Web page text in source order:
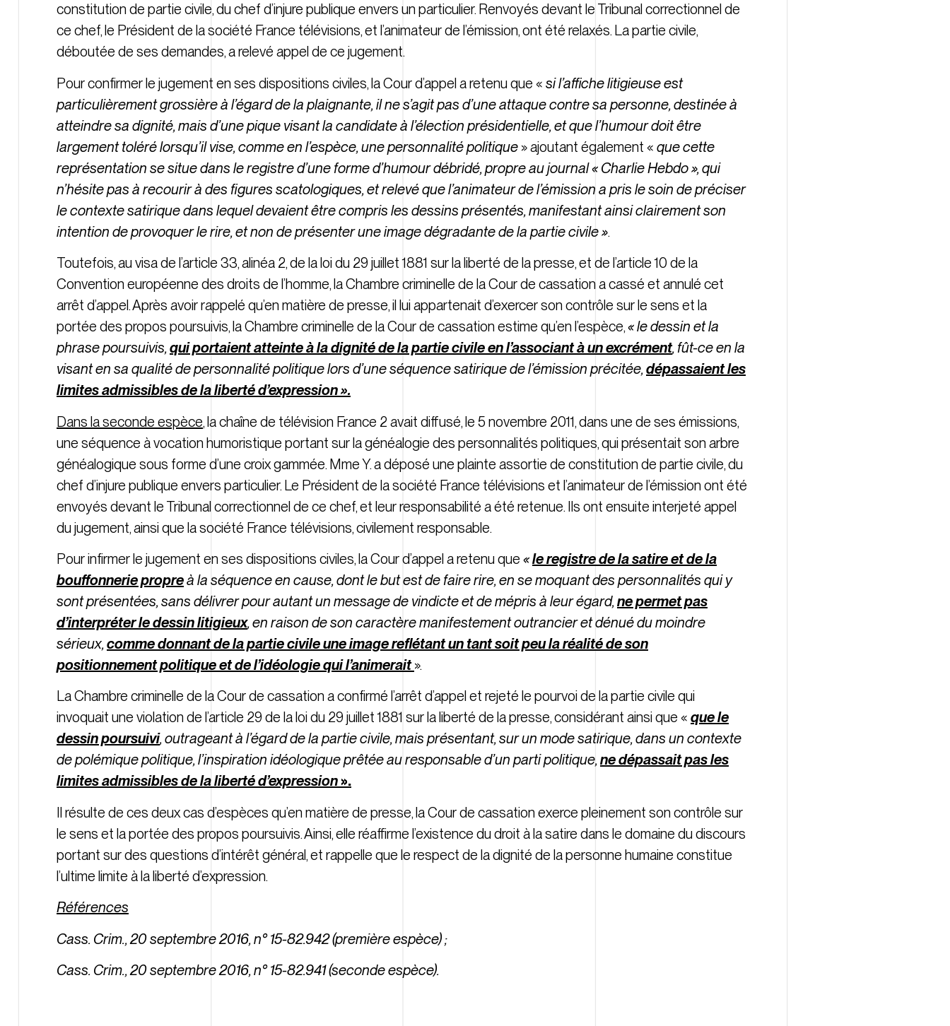
constitution de partie civile, du chef d’injure publique envers un particulier. Renvoyés devant le Tribunal correctionnel de
ce chef, le Président de la société France télévisions, et l’animateur de l’émission, ont été relaxés. La partie civile,
déboutée de ses demandes, a relevé appel de ce jugement.
Pour confirmer le jugement en ses dispositions civiles, la Cour d’appel a retenu que « si l’affiche litigieuse est
particulièrement grossière à l’égard de la plaignante, il ne s’agit pas d’une attaque contre sa personne, destinée à
atteindre sa dignité, mais d’une pique visant la candidate à l’élection présidentielle, et que l’humour doit être
largement toléré lorsqu’il vise, comme en l’espèce, une personnalité politique » ajoutant également « que cette
représentation se situe dans le registre d’une forme d’humour débridé, propre au journal « Charlie Hebdo », qui
n’hésite pas à recourir à des figures scatologiques, et relevé que l’animateur de l’émission a pris le soin de préciser
le contexte satirique dans lequel devaient être compris les dessins présentés, manifestant ainsi clairement son
intention de provoquer le rire, et non de présenter une image dégradante de la partie civile ».
Toutefois, au visa de l’article 33, alinéa 2, de la loi du 29 juillet 1881 sur la liberté de la presse, et de l’article 10 de la
Convention européenne des droits de l’homme, la Chambre criminelle de la Cour de cassation a cassé et annulé cet
arrêt d’appel. Après avoir rappelé qu’en matière de presse, il lui appartenait d’exercer son contrôle sur le sens et la
portée des propos poursuivis, la Chambre criminelle de la Cour de cassation estime qu’en l’espèce,« le dessin et la
phrase poursuivis,qui portaient atteinte à la dignité de la partie civile en l’associant à un excrément, fût-ce en la
visant en sa qualité de personnalité politique lors d’une séquence satirique de l’émission précitée,dépassaient les
limites admissibles de la liberté d’expression ».
Dans la seconde espèce, la chaîne de télévision France 2 avait diffusé, le 5 novembre 2011, dans une de ses émissions,
une séquence à vocation humoristique portant sur la généalogie des personnalités politiques, qui présentait son arbre
généalogique sous forme d’une croix gammée. Mme Y. a déposé une plainte assortie de constitution de partie civile, du
chef d’injure publique envers particulier. Le Président de la société France télévisions et l’animateur de l’émission ont été
envoyés devant le Tribunal correctionnel de ce chef, et leur responsabilité a été retenue. Ils ont ensuite interjeté appel
du jugement, ainsi que la société France télévisions, civilement responsable.
Pour infirmer le jugement en ses dispositions civiles, la Cour d’appel a retenu que «le registre de la satire et de la
bouffonnerie propreà la séquence en cause, dont le but est de faire rire, en se moquant des personnalités qui y
sont présentées, sans délivrer pour autant un message de vindicte et de mépris à leur égard,ne permet pas
d’interpréter le dessin litigieux, en raison de son caractère manifestement outrancier et dénué du moindre
sérieux,comme donnant de la partie civile une image reflétant un tant soit peu la réalité de son
positionnement politique et de l’idéologie qui l’animerait ».
La Chambre criminelle de la Cour de cassation a confirmé l’arrêt d’appel et rejeté le pourvoi de la partie civile qui
invoquait une violation de l’article 29 de la loi du 29 juillet 1881 sur la liberté de la presse, considérant ainsi que « que le
dessin poursuivi, outrageant à l’égard de la partie civile, mais présentant, sur un mode satirique, dans un contexte
de polémique politique, l’inspiration idéologique prêtée au responsable d’un parti politique,ne dépassait pas les
limites admissibles de la liberté d’expression ».
Il résulte de ces deux cas d’espèces qu’en matière de presse, la Cour de cassation exerce pleinement son contrôle sur
le sens et la portée des propos poursuivis. Ainsi, elle réaffirme l’existence du droit à la satire dans le domaine du discours
portant sur des questions d’intérêt général, et rappelle que le respect de la dignité de la personne humaine constitue
l’ultime limite à la liberté d’expression.
Références
Cass. Crim., 20 septembre 2016, n° 15-82.942(première espèce) ;
Cass. Crim., 20 septembre 2016, n° 15-82.941(seconde espèce).